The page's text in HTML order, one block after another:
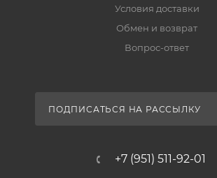
Условия доставки
Обмен и возврат
Вопрос-ответ
ПОДПИСАТЬСЯ НА РАССЫЛКУ
+7 (951) 511-92-01